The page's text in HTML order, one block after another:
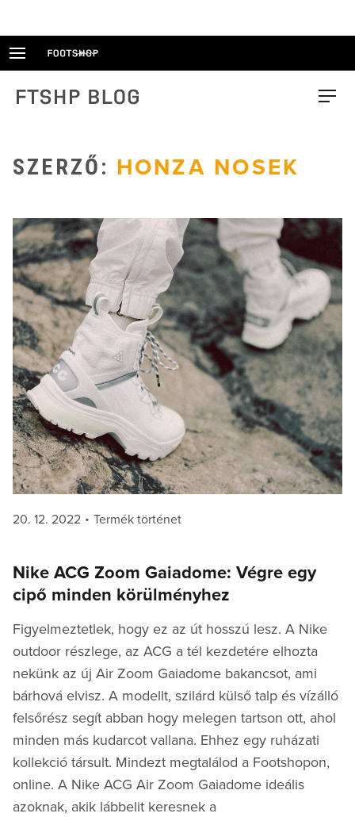
FTSHP blog Menu
SZERZŐ: HONZA NOSEK
Posted
20. 12. 2022 Categories
Termék történet
Nike ACG Zoom Gaiadome: Végre egy
cipő minden körülményhez
Figyelmeztetlek, hogy ez az út hosszú lesz. A Nike
outdoor részlege, az ACG a tél kezdetére elhozta
nekünk az új Air Zoom Gaiadome bakancsot, ami
bárhová elvisz. A modellt, szilárd külső talp és vízálló
felsőrész segít abban hogy melegen tartson ott, ahol
minden más kudarcot vallana. Ehhez egy ruházati
kollekció társult. Mindezt megtalálod a Footshopon,
online. A Nike ACG Air Zoom Gaiadome ideális
azoknak, akik lábbelit keresnek a